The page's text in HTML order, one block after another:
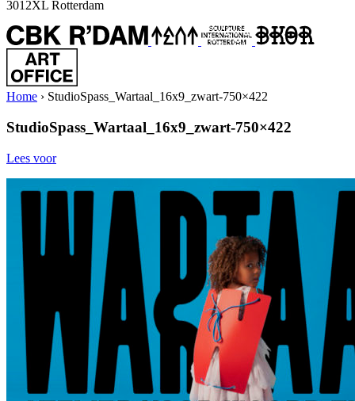
3012XL Rotterdam
Home › StudioSpass_Wartaal_16x9_zwart-750×422
StudioSpass_Wartaal_16x9_zwart-750×422
Lees voor